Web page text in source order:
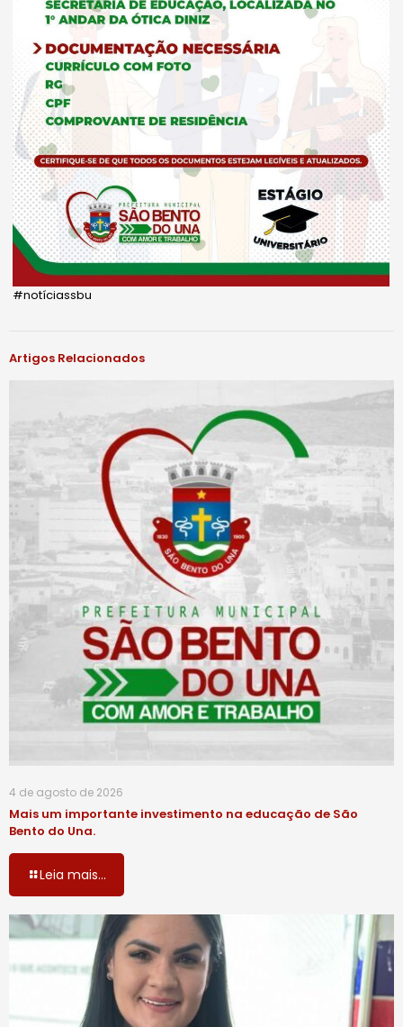
#notíciassbu
Artigos Relacionados
4 de agosto de 2026
Mais um importante investimento na educação de São
Bento do Una.
Leia mais...